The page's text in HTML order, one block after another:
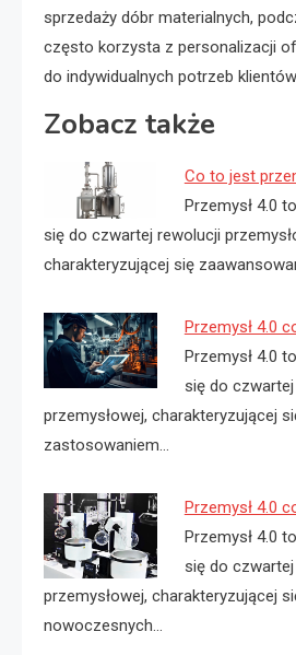
sprzedaży dóbr materialnych,
często korzysta z personalizacji
do indywidualnych potrzeb
Zobacz także
Co to jest
Przemysł 4.0
się do czwartej rewolucji
charakteryzującej się
Przemysł 4.0
Przemysł 4.0
się do
przemysłowej, charakteryzującej
zastosowaniem…
Przemysł 4.0
Przemysł 4.0
się do
przemysłowej, charakteryzującej
nowoczesnych…